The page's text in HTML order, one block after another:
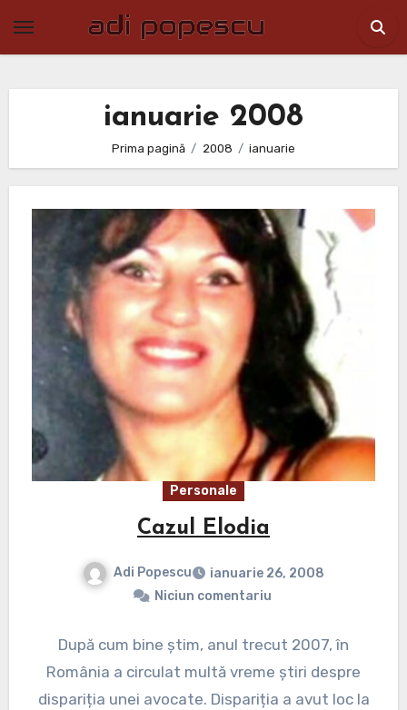
ianuarie 2008
Prima pagină 2008 ianuarie
Personale
Cazul Elodia
Adi Popescu
ianuarie 26, 2008
Niciun comentariu
După cum bine știm, anul trecut 2007, în
România a circulat multă vreme știri despre
dispariția unei avocate. Dispariția a avut loc la